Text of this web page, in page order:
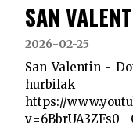
SAN
2026-02-25
San Valentin -
https://